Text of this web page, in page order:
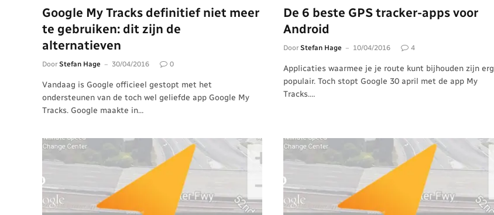
Google My Tracks definitief niet meer
te gebruiken: dit zijn de
alternatieven
Door Stefan Hage 30/04/2016 0
Vandaag is Google officieel gestopt met het
ondersteunen van de toch wel geliefde app Google My
Tracks. Google maakte in…
De 6 beste GPS tracker-apps voor
Android
Door Stefan Hage 10/04/2016 4
Applicaties waarmee je je route kunt bijhouden zijn erg
populair. Toch stopt Google 30 april met de app My
Tracks.…